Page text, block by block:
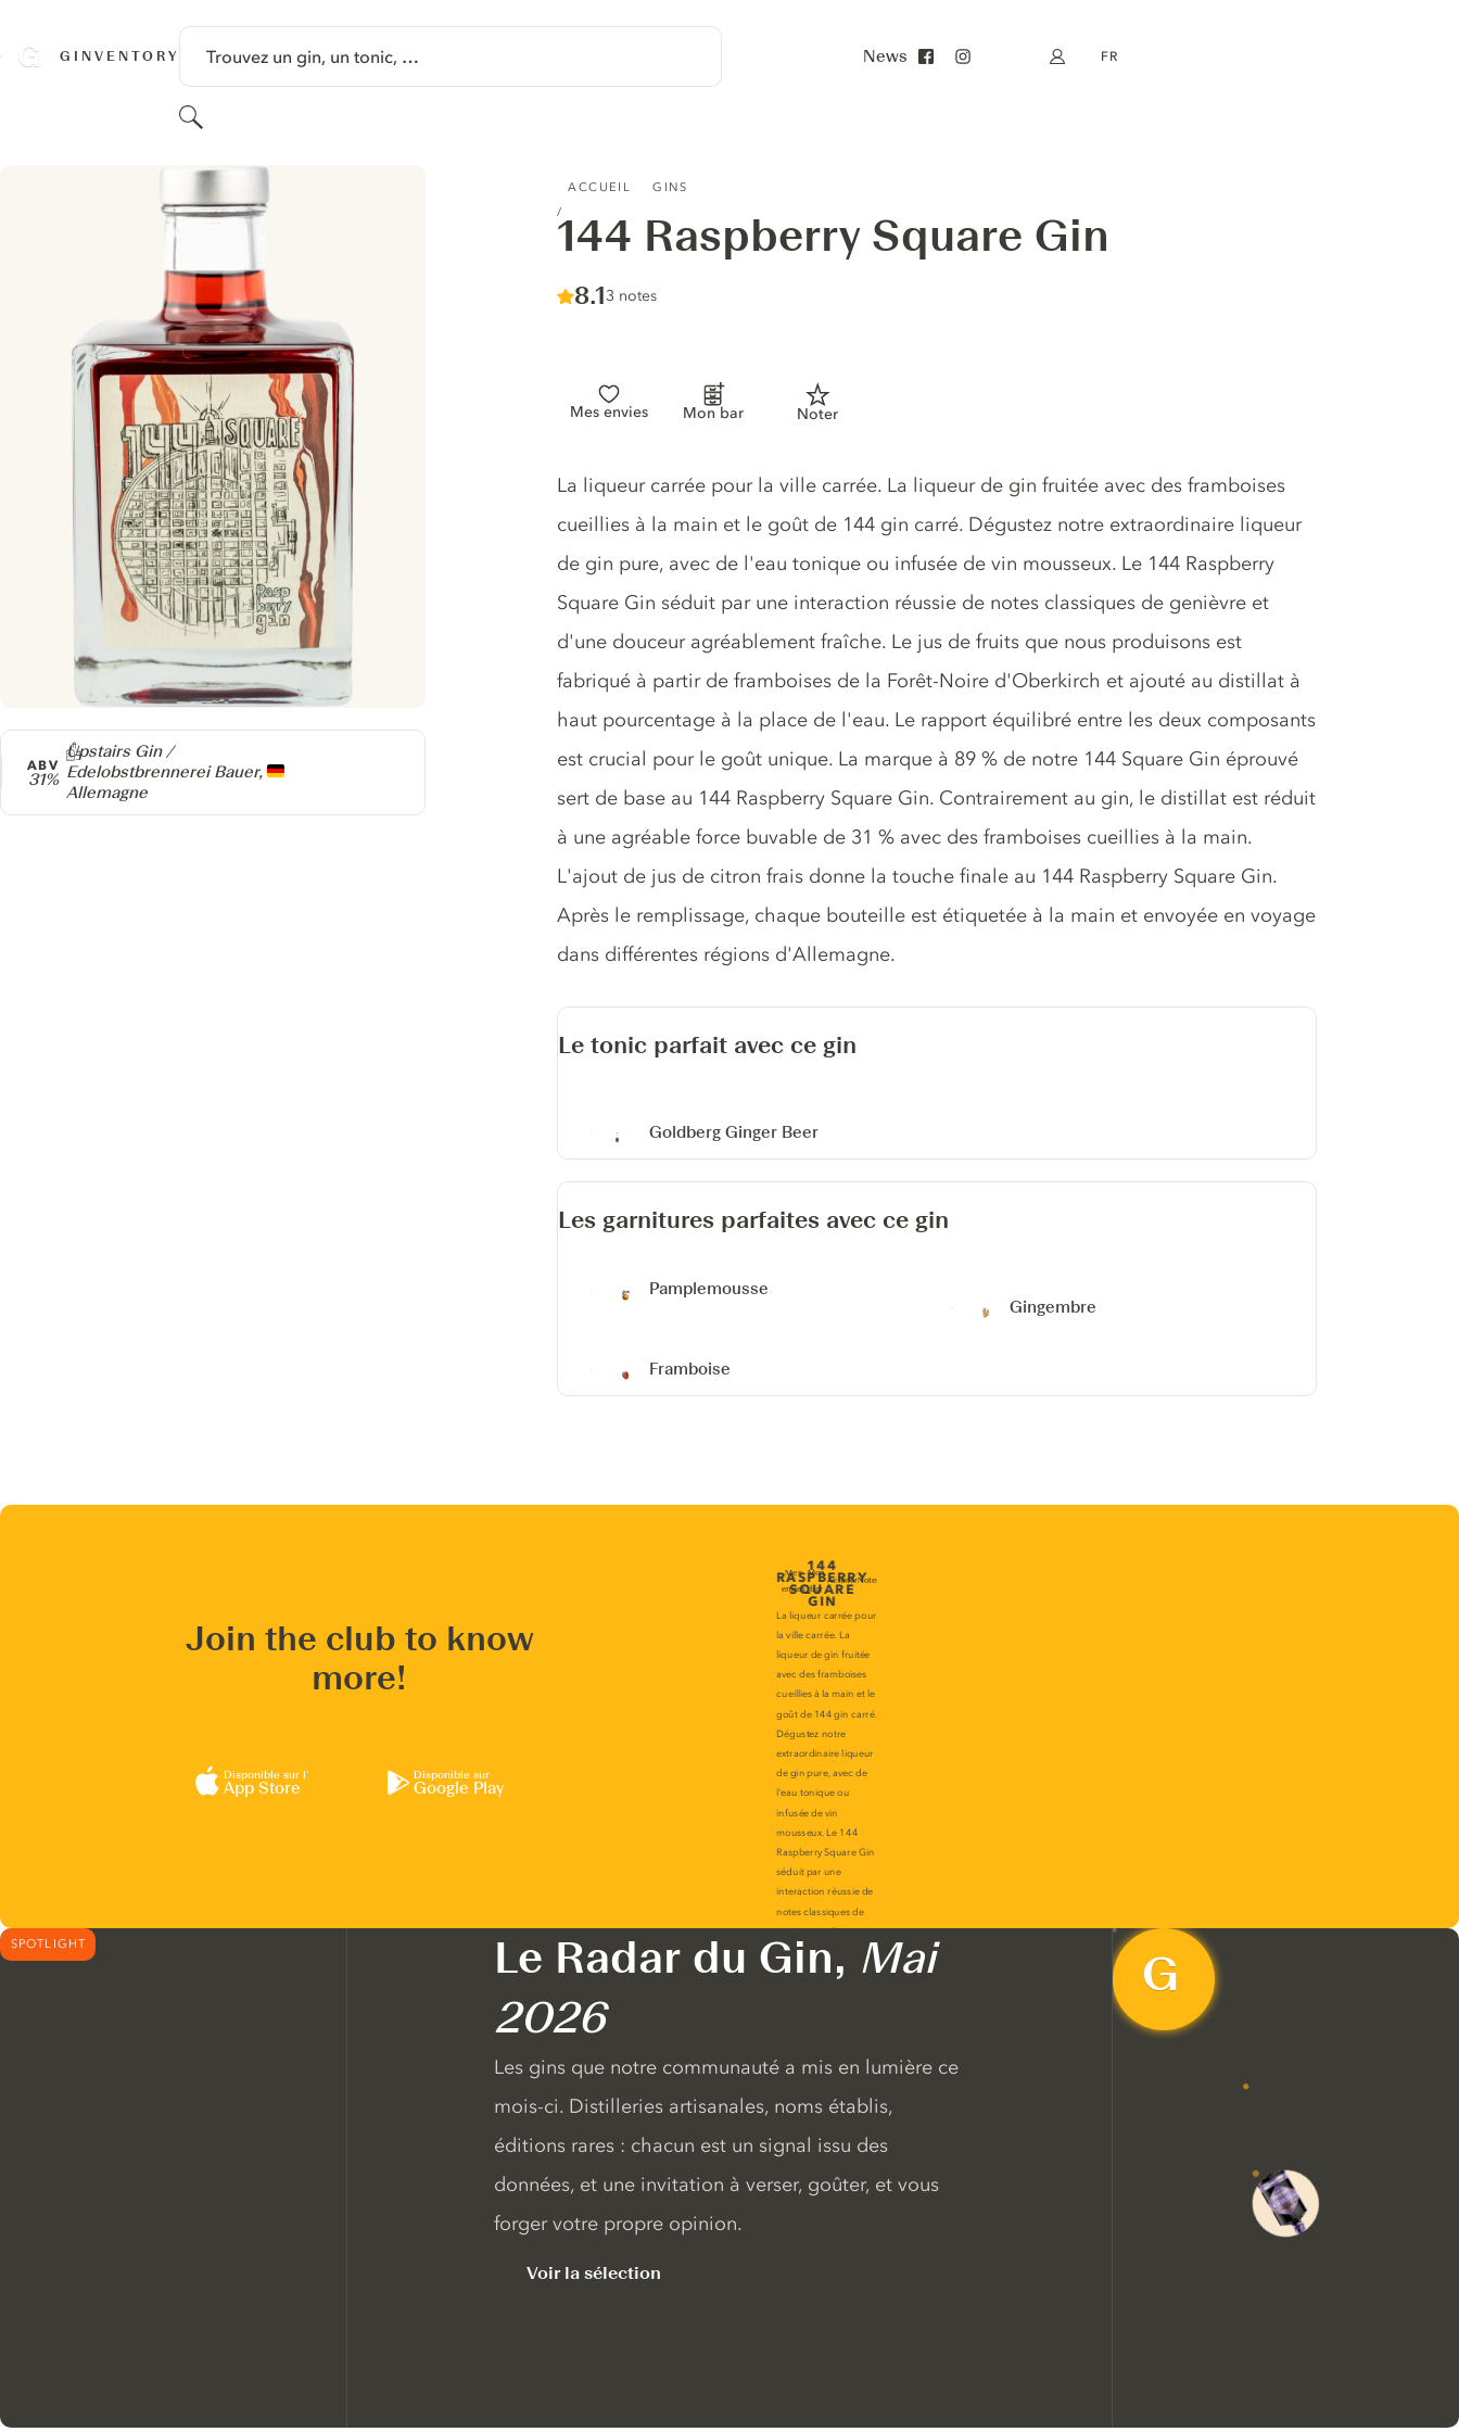
GINVENTORY Trouvez un gin, un tonic, …
Rechercher
News Mon compte
FR
ACCUEIL GINS
144 Raspberry Square Gin
Score :
8.1/ 10
3 notes
Mes envies Mon bar Noter
Producteur
Upstairs Gin /
Edelobstbrennerei Bauer,
Allemagne
ABV
31%
Description du gin
La liqueur carrée pour la ville carrée. La liqueur de gin fruitée avec des framboises
cueillies à la main et le goût de 144 gin carré. Dégustez notre extraordinaire liqueur
de gin pure, avec de l'eau tonique ou infusée de vin mousseux. Le 144 Raspberry
Square Gin séduit par une interaction réussie de notes classiques de genièvre et
d'une douceur agréablement fraîche. Le jus de fruits que nous produisons est
fabriqué à partir de framboises de la Forêt-Noire d'Oberkirch et ajouté au distillat à
haut pourcentage à la place de l'eau. Le rapport équilibré entre les deux composants
est crucial pour le goût unique. La marque à 89 % de notre 144 Square Gin éprouvé
sert de base au 144 Raspberry Square Gin. Contrairement au gin, le distillat est réduit
à une agréable force buvable de 31 % avec des framboises cueillies à la main.
L'ajout de jus de citron frais donne la touche finale au 144 Raspberry Square Gin.
Après le remplissage, chaque bouteille est étiquetée à la main et envoyée en voyage
dans différentes régions d'Allemagne.
Le tonic parfait avec ce gin
Goldberg Ginger Beer
Les garnitures parfaites avec ce gin
Pamplemousse
Gingembre
Framboise
Join the club to know
more!
Disponible sur l’
App Store
Disponible sur
Google Play
SPOTLIGHT Le Radar du Gin, Mai
2026
Les gins que notre communauté a mis en lumière ce
mois-ci. Distilleries artisanales, noms établis,
éditions rares : chacun est un signal issu des
données, et une invitation à verser, goûter, et vous
forger votre propre opinion.
Voir la sélection